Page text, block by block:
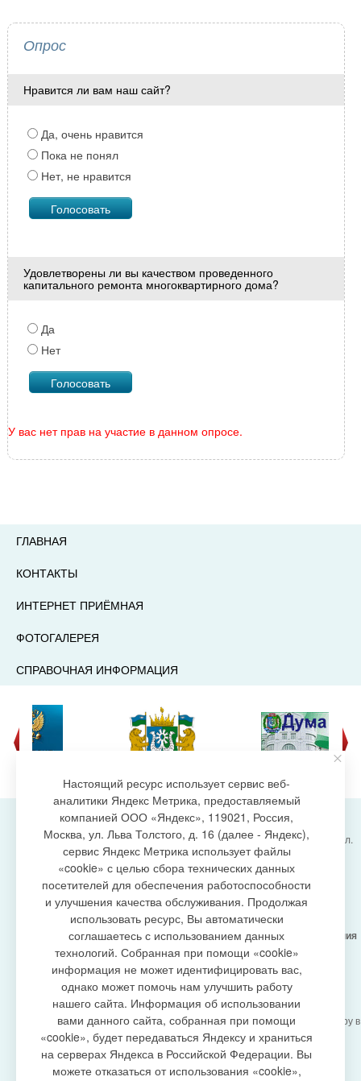
Опрос
Нравится ли вам наш сайт?
Да, очень нравится
Пока не понял
Нет, не нравится
Удовлетворены ли вы качеством проведенного
капитального ремонта многоквартирного дома?
Да
Нет
У вас нет прав на участие в данном опросе.
ГЛАВНАЯ
КОНТАКТЫ
ИНТЕРНЕТ ПРИЁМНАЯ
ФОТОГАЛЕРЕЯ
СПРАВОЧНАЯ ИНФОРМАЦИЯ
создание сайта
Администрация городского поселения Излучинск, ул.
Энергетиков, 6, пгт. Излучинск, Нижневартовский
район,
Ханты-Мансийский автономный округ-Югра
(Тюменская область), 628634
Сетевое изданиеhttps://www.gp-izluchinsk.ru
16+
Учредитель -Администрация городского поселения
Излучинск
Главный редактор - Бурич Денис Ярославович
Телефон/факс: (3466) 28-13-77 , e-mail:
admizl@rambler.ru
Сетевое изданиеhttps://www.gp-izluchinsk.ru
зарегистрировано Федеральной службой по надзору в
сфере связи,
информационных технологий и массовых
коммуникаций (Роскомнадзор), регистрационный
номер СМИ
Настоящий ресурс использует сервис веб-
аналитики Яндекс Метрика, предоставляемый
компанией ООО «Яндекс», 119021, Россия,
Москва, ул. Льва Толстого, д. 16 (далее - Яндекс),
сервис Яндекс Метрика использует файлы
«cookie» с целью сбора технических данных
посетителей для обеспечения работоспособности
и улучшения качества обслуживания. Продолжая
использовать ресурс, Вы автоматически
соглашаетесь с использованием данных
технологий. Собранная при помощи «cookie»
информация не может идентифицировать вас,
однако может помочь нам улучшить работу
нашего сайта. Информация об использовании
вами данного сайта, собранная при помощи
«cookie», будет передаваться Яндексу и храниться
на серверах Яндекса в Российской Федерации. Вы
можете отказаться от использования «cookie»,